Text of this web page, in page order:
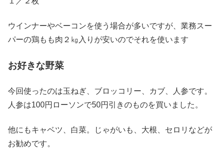
ウインナーやベーコンを使う場合が多いですが、業務スー
パーの鶏もも肉２㎏入りが安いのでそれを使います
お好きな野菜
今回使ったのは玉ねぎ、ブロッコリー、カブ、人参です。
人参は100円ローソンで50円引きのものを買いました。
他にもキャベツ、白菜。じゃがいも、大根、セロリなどが
お勧めです。